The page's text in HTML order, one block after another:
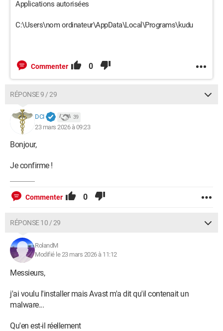
Applications autorisées
C:\Users\nom ordinateur\AppData\Local\Programs\kudu
Commenter 0
RÉPONSE 9 / 29
DCI 39
23 mars 2026 à 09:23
Bonjour,
Je confirme !
Commenter 0
RÉPONSE 10 / 29
RolandM
Modifié le 23 mars 2026 à 11:12
Messieurs,
j'ai voulu l'installer mais Avast m'a dit qu'il contenait un
malware...
Qu'en est-il réellement